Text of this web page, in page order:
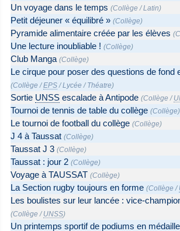
Un voyage dans le temps (Collège /Latin)
Petit déjeuner « équilibré » (Collège)
Pyramide alimentaire créée par les élèves (
Une lecture inoubliable ! (Collège)
Club Manga (Collège)
Le cirque pour poser des questions de fond
(Collège /EPS /Lycée / Théatre)
Sortie UNSS escalade à Antipode (Collège /
Tournoi de tennis de table du collège (Collège)
Le tournoi de football du collège (Collège)
J 4 à Taussat (Collège)
Taussat J 3 (Collège)
Taussat : jour 2 (Collège)
Voyage à TAUSSAT (Collège)
La Section rugby toujours en forme (Collège /
Les boulistes sur leur lancée : vice-
(Collège / UNSS)
Un printemps sportif de podiums en